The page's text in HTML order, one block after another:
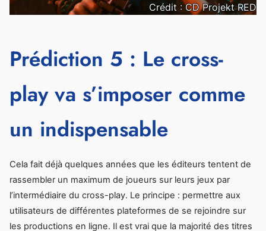
Crédit : CD Projekt RED
Prédiction 5 : Le cross-
play va s’imposer comme
un indispensable
Cela fait déjà quelques années que les éditeurs tentent de
rassembler un maximum de joueurs sur leurs jeux par
l’intermédiaire du cross-play. Le principe : permettre aux
utilisateurs de différentes plateformes de se rejoindre sur
les productions en ligne. Il est vrai que la majorité des titres